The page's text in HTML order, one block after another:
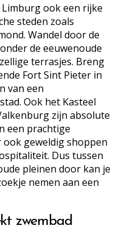
ook een rijke
steden zoals
Wandel door de
de eeuwenoude
terrasjes. Breng
Fort Sint Pieter in
van een
Ook het Kasteel
zijn absolute
een prachtige
ook geweldig shoppen
Dus tussen
pleinen door kan je
nemen aan een
zwembad